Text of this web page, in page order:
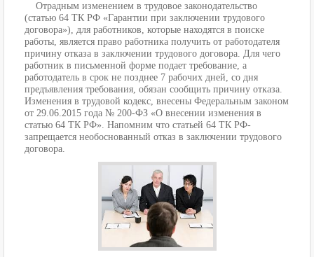
Отрадным изменением в трудовое законодательство
(статью 64 ТК РФ «Гарантии при заключении трудового
договора»), для работников, которые находятся в поиске
работы, является право работника получить от работодателя
причину отказа в заключении трудового договора. Для чего
работник в письменной форме подает требование, а
работодатель в срок не позднее 7 рабочих дней, со дня
предъявления требования, обязан сообщить причину отказа.
Изменения в трудовой кодекс, внесены Федеральным законом
от 29.06.2015 года № 200-ФЗ «О внесении изменения в
статью 64 ТК РФ». Напомним что статьей 64 ТК РФ-
запрещается необоснованный отказ в заключении трудового
договора.